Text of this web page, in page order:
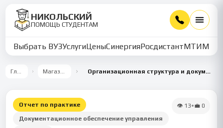
НИКОЛЬСКИЙ
ПОМОЩЬ СТУДЕНТАМ
Выбрать ВУЗУслугиЦеныСинергияРосдистантМТИММУ
Главная Магазин работ Организационная структура и документооборот образовательной организации
Отчет по практике
Документационное обеспечение управления
👁 13•💼 0